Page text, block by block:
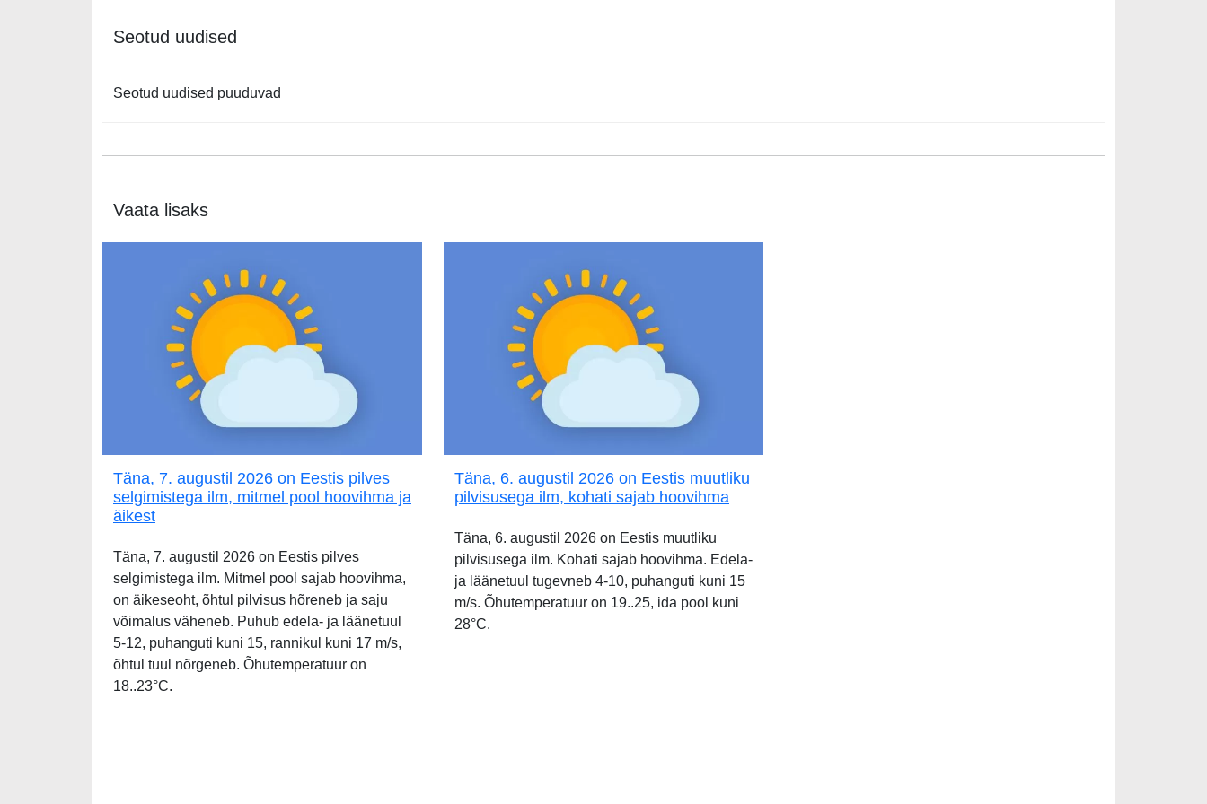
Seotud uudised
Seotud uudised puuduvad
Vaata lisaks
Täna, 7. augustil 2026 on Eestis pilves
selgimistega ilm, mitmel pool hoovihma ja
äikest
Täna, 7. augustil 2026 on Eestis pilves
selgimistega ilm. Mitmel pool sajab hoovihma,
on äikeseoht, õhtul pilvisus hõreneb ja saju
võimalus väheneb. Puhub edela- ja läänetuul
5-12, puhanguti kuni 15, rannikul kuni 17 m/s,
õhtul tuul nõrgeneb. Õhutemperatuur on
18..23°C.
Täna, 6. augustil 2026 on Eestis muutliku
pilvisusega ilm, kohati sajab hoovihma
Täna, 6. augustil 2026 on Eestis muutliku
pilvisusega ilm. Kohati sajab hoovihma. Edela-
ja läänetuul tugevneb 4-10, puhanguti kuni 15
m/s. Õhutemperatuur on 19..25, ida pool kuni
28°C.